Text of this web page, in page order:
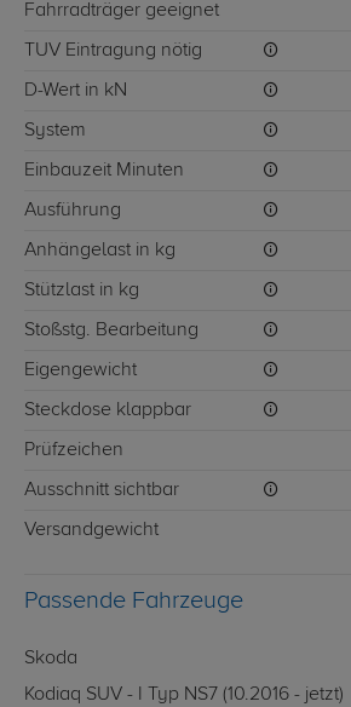
Fahrradträger geeignet
TÜV Eintragung nötig
D-Wert in kN
System
Einbauzeit Minuten
Ausführung
Anhängelast in kg
Stützlast in kg
Stoßstg. Bearbeitung
Eigengewicht
Steckdose klappbar
Prüfzeichen
Ausschnitt sichtbar
Versandgewicht
Passende Fahrzeuge
Skoda
Kodiaq SUV - I Typ NS7 (10.2016 - jetzt)